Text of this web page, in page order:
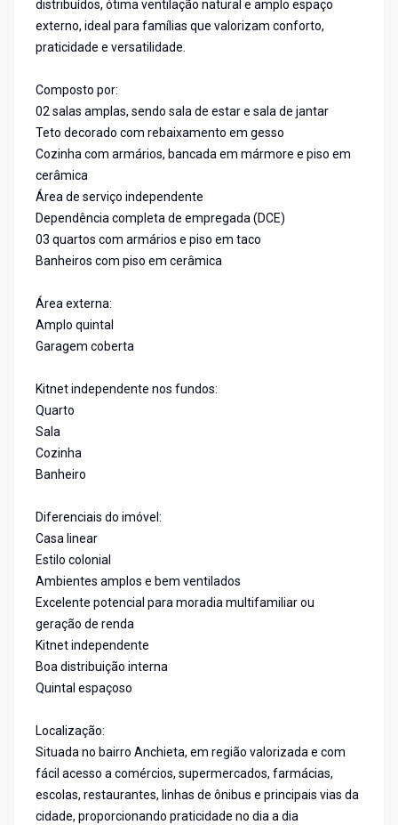
distribuídos, ótima ventilação natural e amplo espaço
externo, ideal para famílias que valorizam conforto,
praticidade e versatilidade.
Composto por:
02 salas amplas, sendo sala de estar e sala de jantar
Teto decorado com rebaixamento em gesso
Cozinha com armários, bancada em mármore e piso em
cerâmica
Área de serviço independente
Dependência completa de empregada (DCE)
03 quartos com armários e piso em taco
Banheiros com piso em cerâmica
Área externa:
Amplo quintal
Garagem coberta
Kitnet independente nos fundos:
Quarto
Sala
Cozinha
Banheiro
Diferenciais do imóvel:
Casa linear
Estilo colonial
Ambientes amplos e bem ventilados
Excelente potencial para moradia multifamiliar ou
geração de renda
Kitnet independente
Boa distribuição interna
Quintal espaçoso
Localização:
Situada no bairro Anchieta, em região valorizada e com
fácil acesso a comércios, supermercados, farmácias,
escolas, restaurantes, linhas de ônibus e principais vias da
cidade, proporcionando praticidade no dia a dia